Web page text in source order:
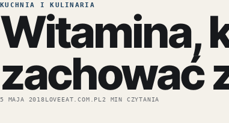
KUCHNIA I KULINARIA
Witamina,
zachować
5 MAJA 2018LOVEEAT.COM.PL2 MIN CZYTANIA